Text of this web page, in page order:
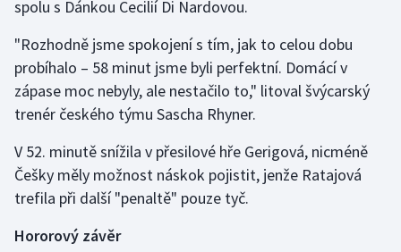
spolu s Dánkou Cecilií Di Nardovou.
"Rozhodně jsme spokojení s tím, jak to celou dobu
probíhalo – 58 minut jsme byli perfektní. Domácí v
zápase moc nebyly, ale nestačilo to," litoval švýcarský
trenér českého týmu Sascha Rhyner.
V 52. minutě snížila v přesilové hře Gerigová, nicméně
Češky měly možnost náskok pojistit, jenže Ratajová
trefila při další "penaltě" pouze tyč.
Hororový závěr